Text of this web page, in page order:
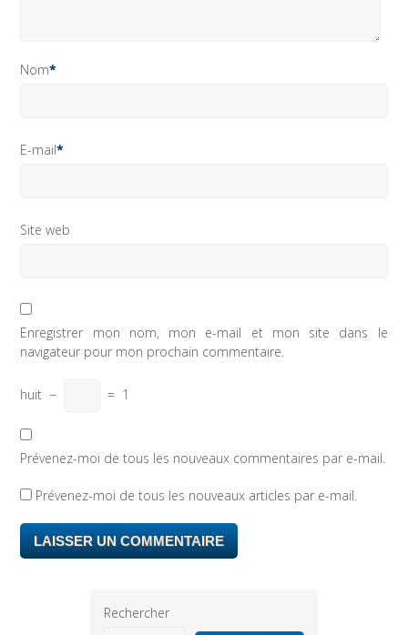
Nom*
E-mail*
Site web
Enregistrer mon nom, mon e-mail et mon site dans le
navigateur pour mon prochain commentaire.
huit − = 1
Prévenez-moi de tous les nouveaux commentaires par e-mail.
Prévenez-moi de tous les nouveaux articles par e-mail.
Rechercher